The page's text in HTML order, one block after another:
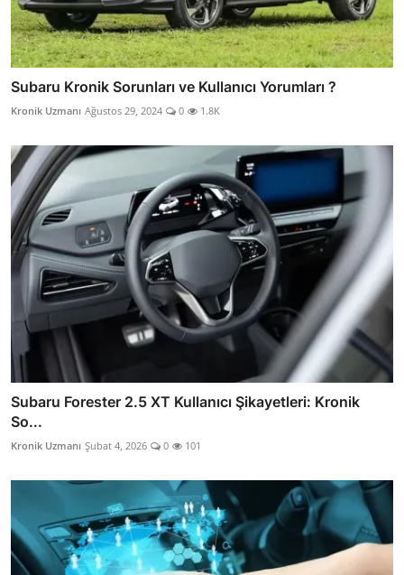
Subaru Kronik Sorunları ve Kullanıcı Yorumları ?
Kronik Uzmanı Ağustos 29, 2024 0 1.8K
Subaru Forester 2.5 XT Kullanıcı Şikayetleri: Kronik
So...
Kronik Uzmanı Şubat 4, 2026 0 101